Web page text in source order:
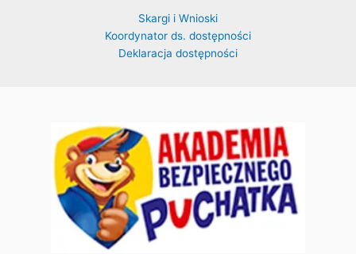
Skargi i Wnioski
Koordynator ds. dostępności